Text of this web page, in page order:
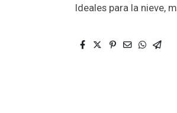
Ideales para la nieve,